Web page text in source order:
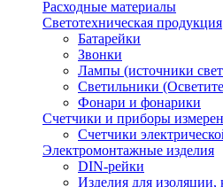
Расходные материалы
Светотехническая продукция
Батарейки
Звонки
Лампы (источники
Светильники
Фонари и фонарики
Счетчики и приборы
Счетчики
Электромонтажные изделия
DIN-рейки
Изделия для